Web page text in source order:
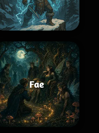
Fae